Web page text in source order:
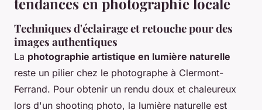
Techniques d'éclairage et retouche pour des
images authentiques
La photographie artistique en lumière naturelle
reste un pilier chez le photographe à Clermont-
Ferrand. Pour obtenir un rendu doux et chaleureux
lors d'un shooting photo, la lumière naturelle est